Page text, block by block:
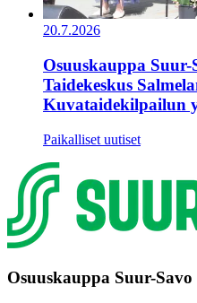
20.7.2026
Osuuskauppa
Taidekeskus
Kuvataidekilpailun
Paikalliset uutiset
Osuuskauppa Suur-Savo